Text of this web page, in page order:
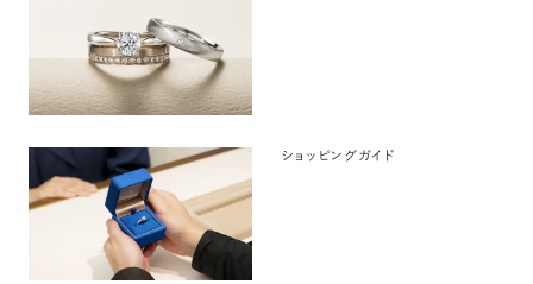
ショッピングガイド